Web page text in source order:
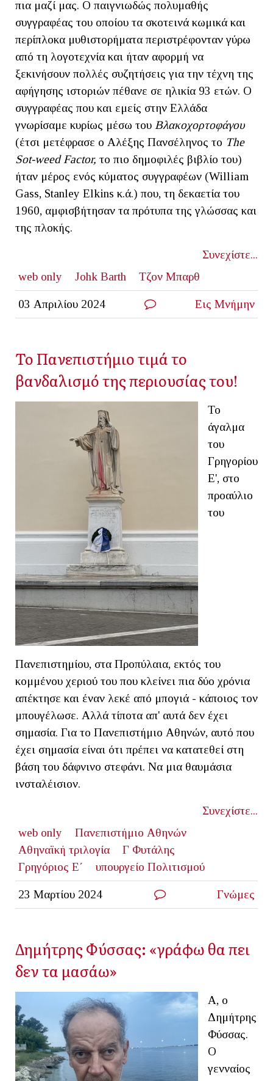
πια μαζί μας. Ο παιγνιωδώς πολυμαθής
συγγραφέας του οποίου τα σκοτεινά κωμικά και
περίπλοκα μυθιστορήματα περιστρέφονταν γύρω
από τη λογοτεχνία και ήταν αφορμή να
ξεκινήσουν πολλές συζητήσεις για την τέχνη της
αφήγησης ιστοριών πέθανε σε ηλικία 93 ετών. Ο
συγγραφέας που και εμείς στην Ελλάδα
γνωρίσαμε κυρίως μέσω του Βλακοχορτοφάγου
(έτσι μετέφρασε ο Αλέξης Πανσέληνος το The
Sot-weed Factor, το πιο δημοφιλές βιβλίο του)
ήταν μέρος ενός κύματος συγγραφέων (William
Gass, Stanley Elkins κ.ά.) που, τη δεκαετία του
1960, αμφισβήτησαν τα πρότυπα της γλώσσας και
της πλοκής.
Συνεχίστε...
web only
Johk Barth Τζον Μπαρθ
03 Απριλίου 2024 Εις Μνήμην
Το Πανεπιστήμιο τιμά το
βανδαλισμό της περιουσίας του!
Το
άγαλμα
του
Γρηγορίου
Ε', στο
προαύλιο
του
Πανεπιστημίου, στα Προπύλαια, εκτός του
κομμένου χεριού του που κλείνει πια δύο χρόνια
απέκτησε και έναν λεκέ από μπογιά - κάποιος τον
μπουγέλωσε. Αλλά τίποτα απ' αυτά δεν έχει
σημασία. Για το Πανεπιστήμιο Αθηνών, αυτό που
έχει σημασία είναι ότι πρέπει να κατατεθεί στη
βάση του δάφνινο στεφάνι. Να μια θαυμάσια
ινσταλέισιον.
Συνεχίστε...
web only
Πανεπιστήμιο Αθηνών
Αθηναϊκή τριλογία
Γ Φυτάλης
Γρηγόριος Ε΄
υπουργείο Πολιτισμού
23 Μαρτίου 2024 Γνώμες
Δημήτρης Φύσσας: «γράφω θα πει
δεν τα μασάω»
Α, ο
Δημήτρης
Φύσσας.
Ο
γενναίος